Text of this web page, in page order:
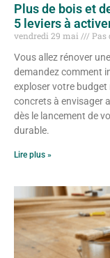
Plus de bois et
5 leviers à
vendredi 29 mai
Pas
Vous allez rénover
demandez comment
exploser votre budget
concrets à envisager
dès le lancement de
durable.
Lire plus »